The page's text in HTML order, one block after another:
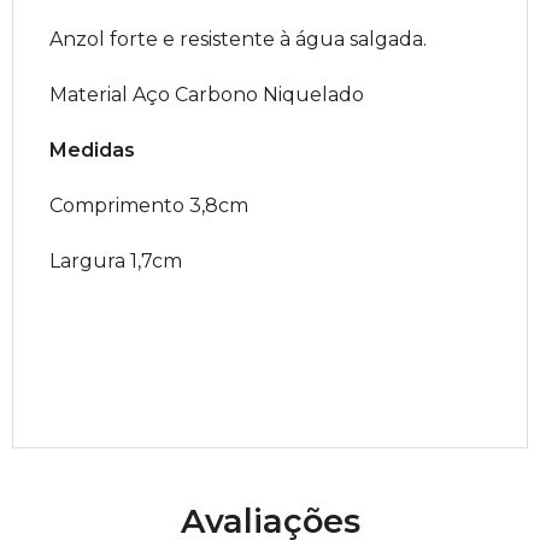
Anzol forte e resistente à água salgada.
Material Aço Carbono Niquelado
Medidas
Comprimento 3,8cm
Largura 1,7cm
Avaliações